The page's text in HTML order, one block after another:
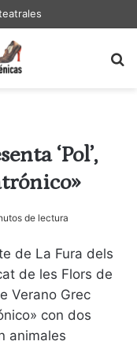
‘Pol’,
de lectura
de La Fura dels
de les Flors de
Verano Grec
con dos
animales